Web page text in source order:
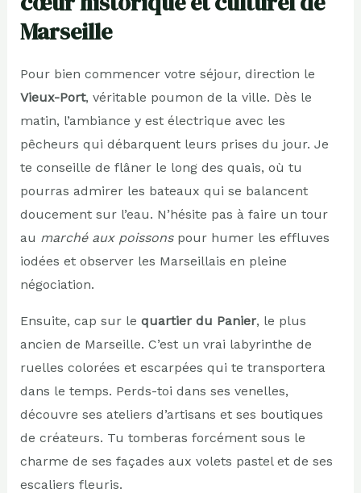
Marseille
Pour bien commencer votre séjour, direction le
Vieux-Port, véritable poumon de la ville. Dès le
matin, l’ambiance y est électrique avec les
pêcheurs qui débarquent leurs prises du jour. Je
te conseille de flâner le long des quais, où tu
pourras admirer les bateaux qui se balancent
doucement sur l’eau. N’hésite pas à faire un tour
au marché aux poissonspour humer les effluves
iodées et observer les Marseillais en pleine
négociation.
Ensuite, cap sur le quartier du Panier, le plus
ancien de Marseille. C’est un vrai labyrinthe de
ruelles colorées et escarpées qui te transportera
dans le temps. Perds-toi dans ses venelles,
découvre ses ateliers d’artisans et ses boutiques
de créateurs. Tu tomberas forcément sous le
charme de ses façades aux volets pastel et de ses
escaliers fleuris.